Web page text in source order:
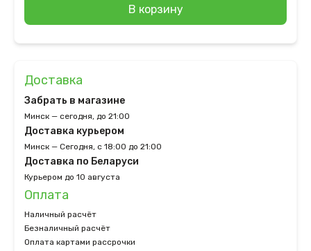
В корзину
Доставка
Забрать в магазине
Минск — сегодня, до 21:00
Доставка курьером
Минск — Сегодня, с 18:00 до 21:00
Доставка по Беларуси
Курьером до 10 августа
Оплата
Наличный расчёт
Безналичный расчёт
Оплата картами рассрочки